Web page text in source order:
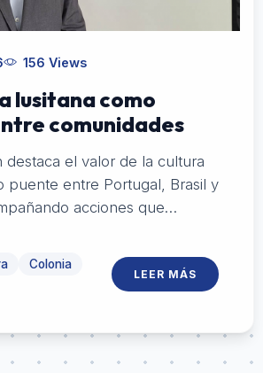
156 Views
lusitana como
comunidades
destaca el valor de la cultura
puente entre Portugal, Brasil y
acciones que
Colonia
LEER MÁS